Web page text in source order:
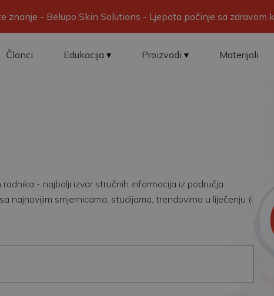
znanje - Belupo Skin Solutions - Ljepota počinje sa zdravom
Članci Edukacija Proizvodi Materijali
- najbolji izvor stručnih informacija iz područja
najnovijim smjernicama, studijama, trendovima u liječenju (i